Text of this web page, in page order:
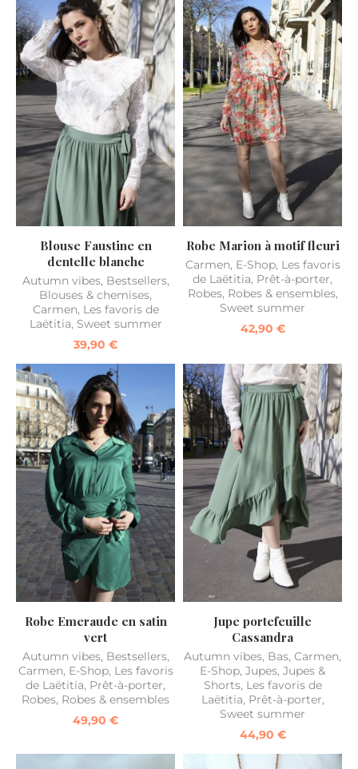
Blouse Faustine en
dentelle blanche
Autumn vibes, Bestsellers,
Blouses & chemises,
Carmen, Les favoris de
Laëtitia, Sweet summer
39,90 €
Robe Marion à motif fleuri
Carmen, E-Shop, Les favoris
de Laëtitia, Prêt-à-porter,
Robes, Robes & ensembles,
Sweet summer
42,90 €
Robe Emeraude en satin
vert
Autumn vibes, Bestsellers,
Carmen, E-Shop, Les favoris
de Laëtitia, Prêt-à-porter,
Robes, Robes & ensembles
49,90 €
Jupe portefeuille
Cassandra
Autumn vibes, Bas, Carmen,
E-Shop, Jupes, Jupes &
Shorts, Les favoris de
Laëtitia, Prêt-à-porter,
Sweet summer
44,90 €